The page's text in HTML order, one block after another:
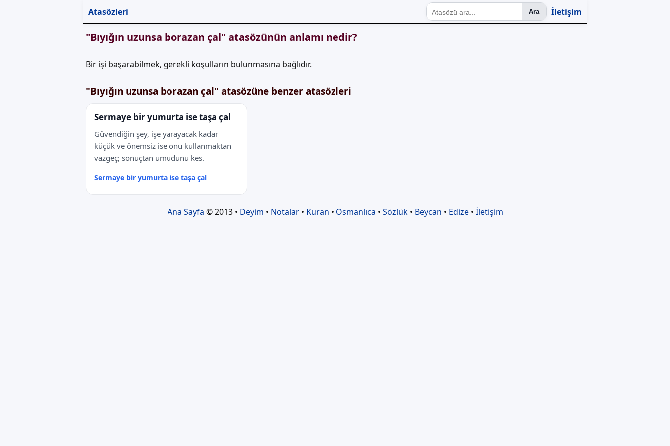
Atasözleri Ara İletişim
"Bıyığın uzunsa borazan çal" atasözünün anlamı nedir?
Bir işi başarabilmek, gerekli koşulların bulunmasına bağlıdır.
"Bıyığın uzunsa borazan çal" atasözüne benzer atasözleri
Sermaye bir yumurta ise taşa çal
Güvendiğin şey, işe yarayacak kadar
küçük ve önemsiz ise onu kullanmaktan
vazgeç; sonuçtan umudunu kes.
Sermaye bir yumurta ise taşa çal
Ana Sayfa © 2013 • Deyim • Notalar• Kuran • Osmanlıca • Sözlük• Beycan • Edize• İletişim